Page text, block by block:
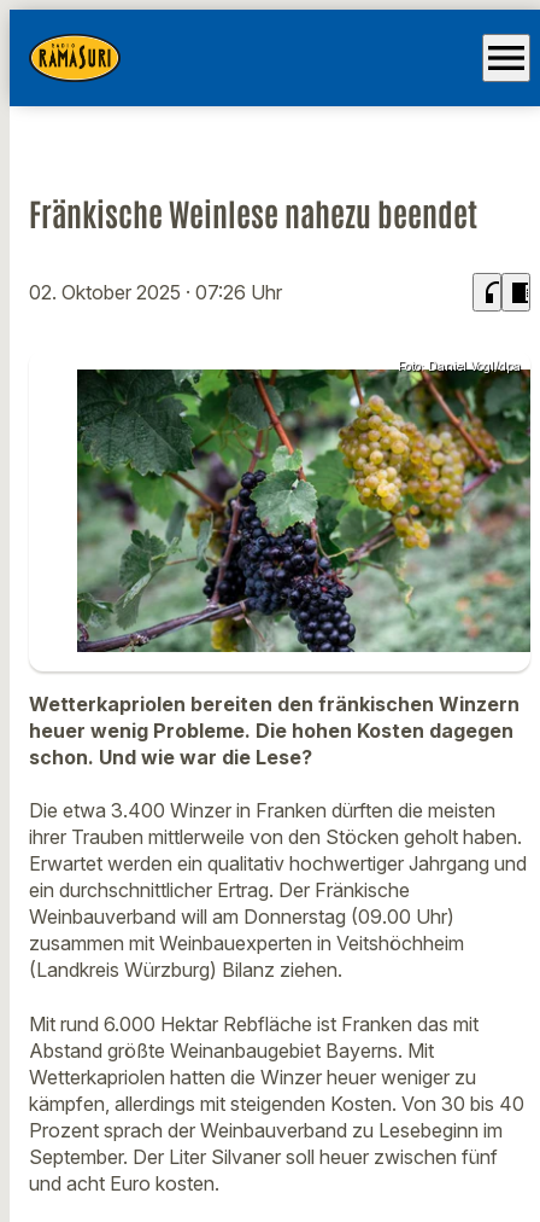
menu
Fränkische Weinlese nahezu beendet
02. Oktober 2025 · 07:26 Uhr headphones chrome_reader_mode
Foto: Daniel Vogl/dpa
Wetterkapriolen bereiten den fränkischen Winzern
heuer wenig Probleme. Die hohen Kosten dagegen
schon. Und wie war die Lese?
Die etwa 3.400 Winzer in Franken dürften die meisten
ihrer Trauben mittlerweile von den Stöcken geholt haben.
Erwartet werden ein qualitativ hochwertiger Jahrgang und
ein durchschnittlicher Ertrag. Der Fränkische
Weinbauverband will am Donnerstag (09.00 Uhr)
zusammen mit Weinbauexperten in Veitshöchheim
(Landkreis Würzburg) Bilanz ziehen.
Mit rund 6.000 Hektar Rebfläche ist Franken das mit
Abstand größte Weinanbaugebiet Bayerns. Mit
Wetterkapriolen hatten die Winzer heuer weniger zu
kämpfen, allerdings mit steigenden Kosten. Von 30 bis 40
Prozent sprach der Weinbauverband zu Lesebeginn im
September. Der Liter Silvaner soll heuer zwischen fünf
und acht Euro kosten.